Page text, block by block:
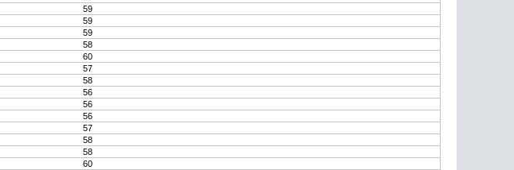
59
59
59
58
60
57
58
56
56
56
57
58
58
60